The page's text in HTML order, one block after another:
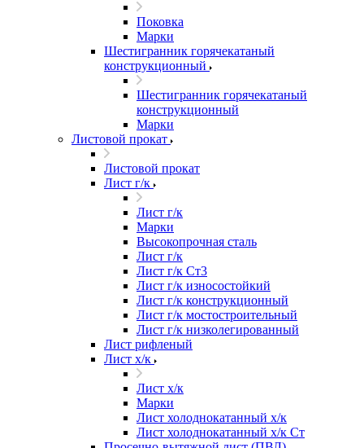
Поковка
Марки
Шестигранник горячекатаный
конструкционный
Шестигранник горячекатаный
конструкционный
Марки
Листовой прокат
Листовой прокат
Лист г/к
Лист г/к
Марки
Высокопрочная сталь
Лист г/к
Лист г/к Ст3
Лист г/к износостойкий
Лист г/к конструкционный
Лист г/к мостостроительный
Лист г/к низколегированный
Лист рифленый
Лист х/к
Лист х/к
Марки
Лист холоднокатанный х/к
Лист холоднокатанный х/к Ст